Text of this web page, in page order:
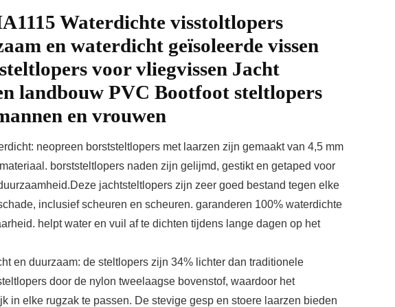
Waterdichte visstoltlopers
en waterdicht geïsoleerde vissen
voor vliegvissen Jacht
landbouw PVC Bootfoot steltlopers
en vrouwen
neopreen borststeltlopers met laarzen zijn gemaakt van 4,5 mm
borststeltlopers naden zijn gelijmd, gestikt en getaped voor
jachtsteltlopers zijn zeer goed bestand tegen elke
inclusief scheuren en scheuren. garanderen 100% waterdichte
helpt water en vuil af te dichten tijdens lange dagen op het
en duurzaam: de steltlopers zijn 34% lichter dan traditionele
door de nylon tweelaagse bovenstof, waardoor het
in elke rugzak te passen. De stevige gesp en stoere laarzen bieden